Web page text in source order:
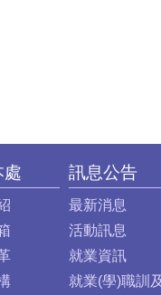
處 訊息公告
最新消息
活動訊息
就業資訊
就業(學)職訓及